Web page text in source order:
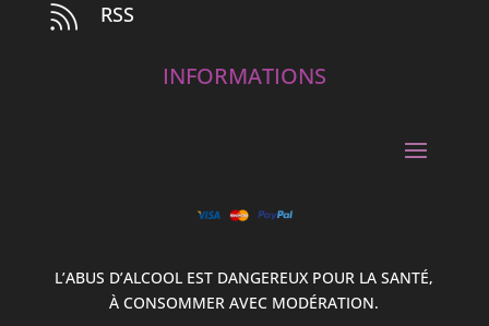
 RSS
INFORMATIONS
L’ABUS D’ALCOOL EST DANGEREUX POUR LA SANTÉ,
À CONSOMMER AVEC MODÉRATION.